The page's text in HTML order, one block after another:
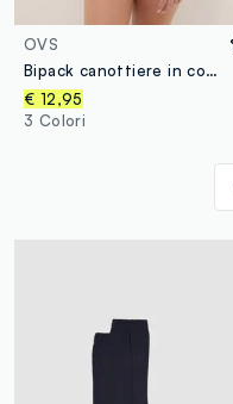
OVS
Bipack canottiere in cotone elasticizzato multicolor regular fit
€ 12,95
3 Colori